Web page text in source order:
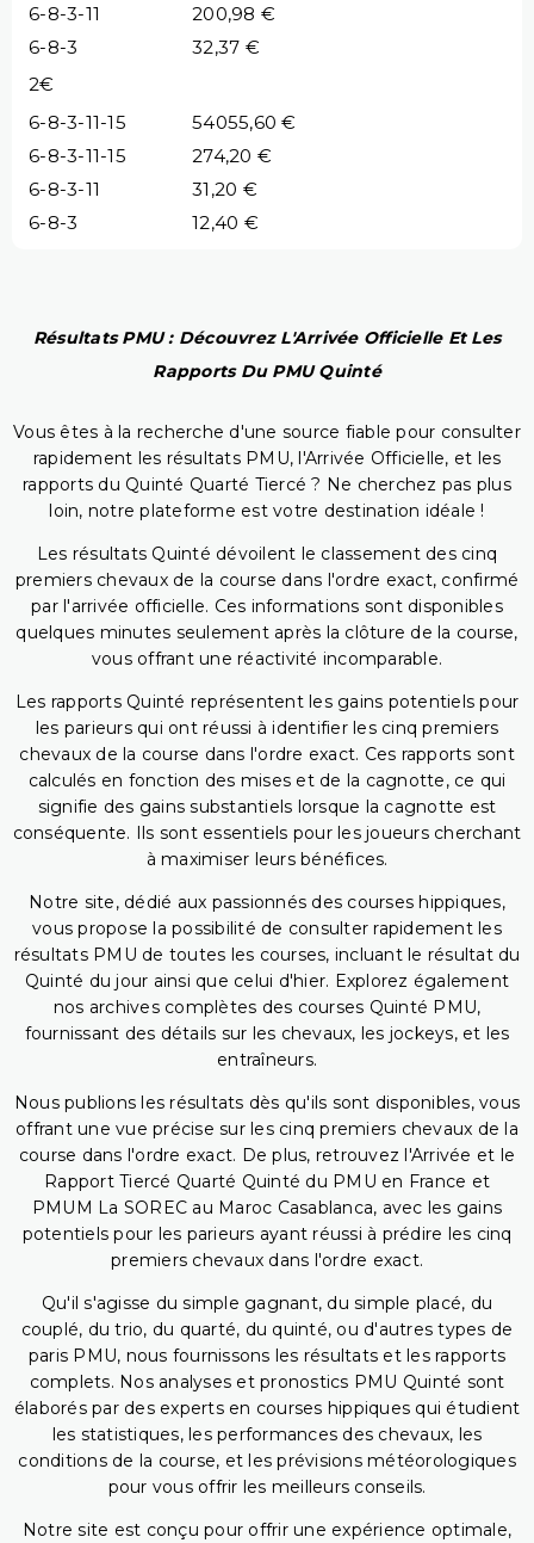
6-8-3-11
200,98 €
6-8-3
32,37 €
2€
6-8-3-11-15
54055,60 €
6-8-3-11-15
274,20 €
6-8-3-11
31,20 €
6-8-3
12,40 €
Résultats PMU : Découvrez L'Arrivée Officielle Et Les
Rapports Du PMU Quinté
Vous êtes à la recherche d'une source fiable pour consulter
rapidement les résultats PMU, l'Arrivée Officielle, et les
rapports du Quinté Quarté Tiercé ? Ne cherchez pas plus
loin, notre plateforme est votre destination idéale !
Les résultats Quinté dévoilent le classement des cinq
premiers chevaux de la course dans l'ordre exact, confirmé
par l'arrivée officielle. Ces informations sont disponibles
quelques minutes seulement après la clôture de la course,
vous offrant une réactivité incomparable.
Les rapports Quinté représentent les gains potentiels pour
les parieurs qui ont réussi à identifier les cinq premiers
chevaux de la course dans l'ordre exact. Ces rapports sont
calculés en fonction des mises et de la cagnotte, ce qui
signifie des gains substantiels lorsque la cagnotte est
conséquente. Ils sont essentiels pour les joueurs cherchant
à maximiser leurs bénéfices.
Notre site, dédié aux passionnés des courses hippiques,
vous propose la possibilité de consulter rapidement les
résultats PMU de toutes les courses, incluant le résultat du
Quinté du jour ainsi que celui d'hier. Explorez également
nos archives complètes des courses Quinté PMU,
fournissant des détails sur les chevaux, les jockeys, et les
entraîneurs.
Nous publions les résultats dès qu'ils sont disponibles, vous
offrant une vue précise sur les cinq premiers chevaux de la
course dans l'ordre exact. De plus, retrouvez l'Arrivée et le
Rapport Tiercé Quarté Quinté du PMU en France et
PMUM La SOREC au Maroc Casablanca, avec les gains
potentiels pour les parieurs ayant réussi à prédire les cinq
premiers chevaux dans l'ordre exact.
Qu'il s'agisse du simple gagnant, du simple placé, du
couplé, du trio, du quarté, du quinté, ou d'autres types de
paris PMU, nous fournissons les résultats et les rapports
complets. Nos analyses et pronostics PMU Quinté sont
élaborés par des experts en courses hippiques qui étudient
les statistiques, les performances des chevaux, les
conditions de la course, et les prévisions météorologiques
pour vous offrir les meilleurs conseils.
Notre site est conçu pour offrir une expérience optimale,